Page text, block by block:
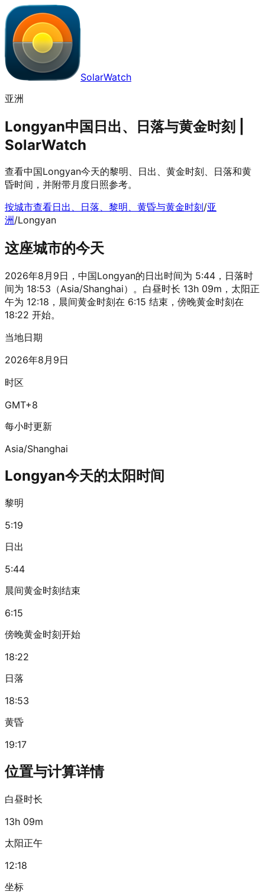
SolarWatch
亚洲
Longyan中国日出、日落与黄金时刻 |
SolarWatch
查看中国Longyan今天的黎明、日出、黄金时刻、日落和黄
昏时间，并附带月度日照参考。
按城市查看日出、日落、黎明、黄昏与黄金时刻/亚
洲/Longyan
这座城市的今天
2026年8月9日，中国Longyan的日出时间为 5:44，日落时
间为 18:53（Asia/Shanghai）。白昼时长 13h 09m，太阳正
午为 12:18，晨间黄金时刻在 6:15 结束，傍晚黄金时刻在
18:22 开始。
当地日期
2026年8月9日
时区
GMT+8
每小时更新
Asia/Shanghai
Longyan今天的太阳时间
黎明
5:19
日出
5:44
晨间黄金时刻结束
6:15
傍晚黄金时刻开始
18:22
日落
18:53
黄昏
19:17
位置与计算详情
白昼时长
13h 09m
太阳正午
12:18
坐标